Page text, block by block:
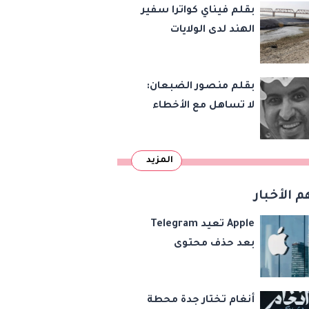
بقلم فيناي كواترا سفير
الهند لدى الولايات
وقت طويل من تعليق
الهند العمل بها
بقلم منصور الضبعان:
لا تساهل مع الأخطاء
المزيد
الأخبار
Apple تعيد Telegram
بعد حذف محتوى
أنغام تختار جدة محطة